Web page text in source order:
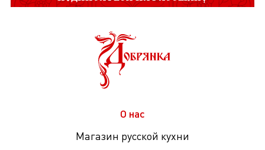
О нас
Магазин русской кухни